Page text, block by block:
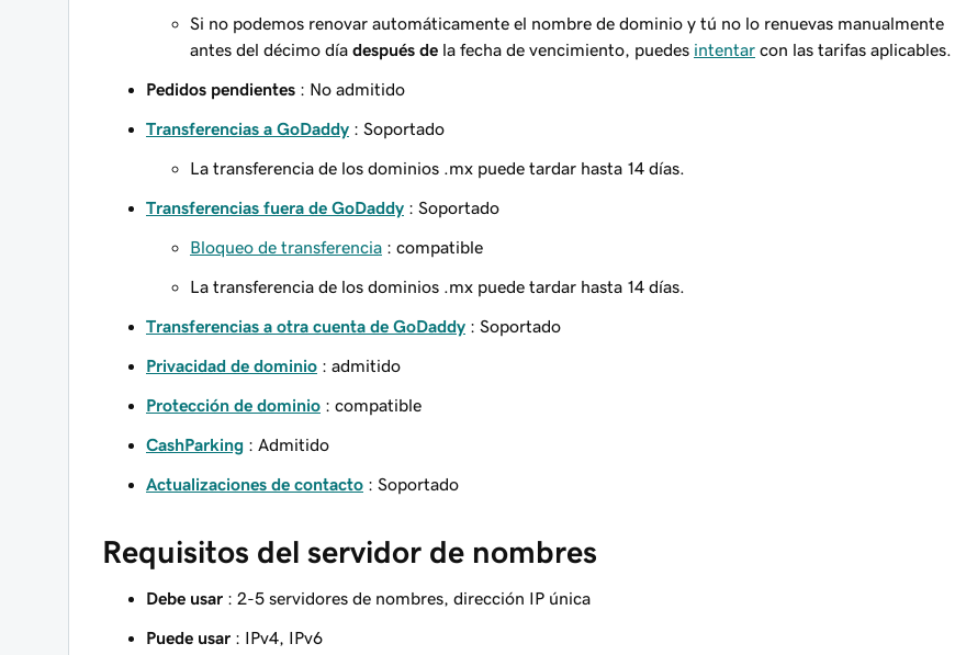
Si no podemos renovar automáticamente el nombre de dominio y tú no lo renuevas manualmente
antes del décimo día después de la fecha de vencimiento, puedes intentar con las tarifas aplicables.
Pedidos pendientes : No admitido
Transferencias a GoDaddy : Soportado
La transferencia de los dominios .mx puede tardar hasta 14 días.
Transferencias fuera de GoDaddy : Soportado
Bloqueo de transferencia : compatible
La transferencia de los dominios .mx puede tardar hasta 14 días.
Transferencias a otra cuenta de GoDaddy : Soportado
Privacidad de dominio : admitido
Protección de dominio : compatible
CashParking : Admitido
Actualizaciones de contacto : Soportado
Requisitos del servidor de nombres
Debe usar : 2-5 servidores de nombres, dirección IP única
Puede usar : IPv4, IPv6